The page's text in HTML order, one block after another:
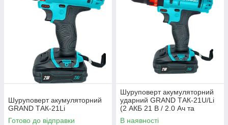
Шуруповерт акумуляторний
GRAND ТАК-21Li
Готово до відправки
Шуруповерт акумуляторний
ударний GRAND ТАК-21U/Li
(2 АКБ 21 В / 2.0 Ач та
зарядне)
В наявності